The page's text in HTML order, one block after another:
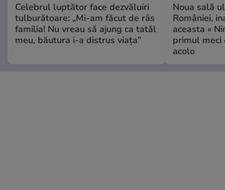
Celebrul luptător face dezvăluiri
tulburătoare: „Mi-am făcut de râs
familia! Nu vreau să ajung ca tatăl
meu, băutura i-a distrus viața”
Noua sală
României,
aceasta »
primul meci
acolo